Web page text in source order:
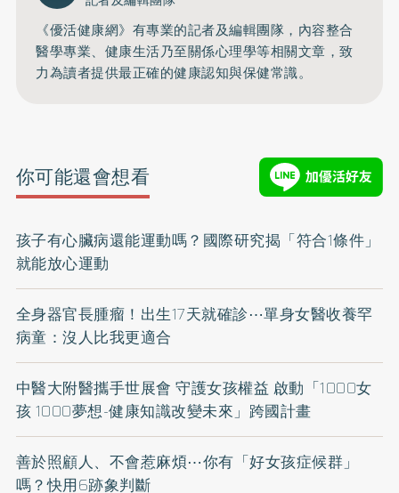
《優活健康網》有專業的記者及編輯團隊，內容整合
醫學專業、健康生活乃至關係心理學等相關文章，致
力為讀者提供最正確的健康認知與保健常識。
你可能還會想看
孩子有心臟病還能運動嗎？國際研究揭「符合1條件」
就能放心運動
全身器官長腫瘤！出生17天就確診⋯單身女醫收養罕
病童：沒人比我更適合
中醫大附醫攜手世展會 守護女孩權益 啟動「1000女
孩 1000夢想-健康知識改變未來」跨國計畫
善於照顧人、不會惹麻煩⋯你有「好女孩症候群」
嗎？快用6跡象判斷